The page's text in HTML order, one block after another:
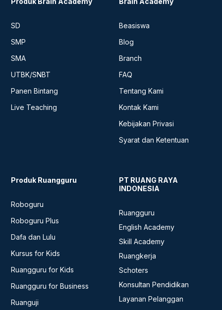
diskusi dan konsultasi PR atau tugas
sekolah dengan Master Teacher Brain
Academy Center. Musholla pun juga
disediakan di setiap Learning Center
Brain Academy Center.
SD
SMP
SMA
UTBK/SNBT
Panen Bintang
Live Teaching
Beasiswa
Blog
Branch
FAQ
Tentang Kami
Kontak Kami
Kebijakan Privasi
Syarat dan Ketentuan
Produk Ruangguru
Roboguru
Roboguru Plus
Dafa dan Lulu
Kursus for Kids
Ruangguru for Kids
Ruangguru for Business
Ruanguji
PT RUANG RAYA
INDONESIA
Ruangguru
English Academy
Skill Academy
Ruangkerja
Schoters
Konsultan Pendidikan
Layanan Pelanggan